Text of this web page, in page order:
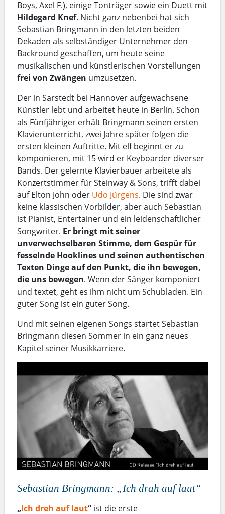
Boys, Axel F.), einige Tonträger sowie ein Duett mit
Hildegard Knef. Nicht ganz nebenbei hat sich
Sebastian Bringmann in den letzten beiden
Dekaden als selbständiger Unternehmer den
Backround geschaffen, um heute seine
musikalischen und künstlerischen Vorstellungen
frei von Zwängen umzusetzen.
Der in Sarstedt bei Hannover aufgewachsene
Künstler lebt und arbeitet heute in Berlin. Schon
als Fünfjähriger erhält Bringmann seinen ersten
Klavierunterricht, zwei Jahre später folgen die
ersten kleinen Auftritte. Mit elf beginnt er zu
komponieren, mit 15 wird er Keyboarder diverser
Bands. Der gelernte Klavierbauer arbeitete als
Konzertstimmer für Steinway & Sons, trifft dabei
auf Elton John oder Udo Jürgens. Die sind zwar
keine klassischen Vorbilder, aber auch Sebastian
ist Pianist, Entertainer und ein leidenschaftlicher
Songwriter. Er bringt mit seiner
unverwechselbaren Stimme, dem Gespür für
fesselnde Hooklines und seinen authentischen
Texten Dinge auf den Punkt, die ihn bewegen,
die uns bewegen. Wenn der Sänger komponiert
und textet, geht es ihm nicht um Schubladen. Ein
guter Song ist ein guter Song.
Und mit seinen eigenen Songs startet Sebastian
Bringmann diesen Sommer in ein ganz neues
Kapitel seiner Musikkarriere.
Sebastian Bringmann: „Ich drah auf laut“
„Ich dreh auf laut“ ist die erste